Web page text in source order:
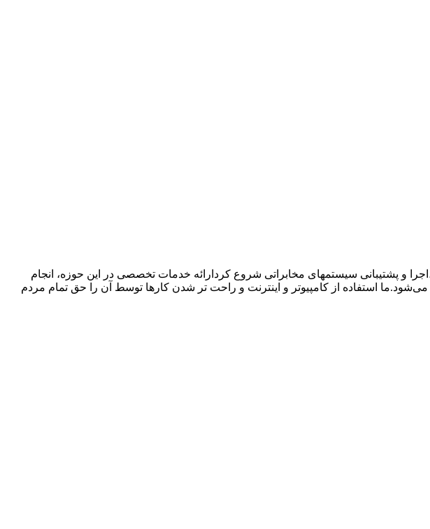
ارتباطی پاناسونیک از سال ۱۳۸۵ کار خود را در زمینه فروش ،اجرا و پشتیبانی سیستمهای مخابراتی شروع کردارائه خدمات تخصصی در این حوزه، انجام
استفاده از کامپیوتر و اینترنت و راحت تر شدن کارها توسط آن را حق تمام مردم